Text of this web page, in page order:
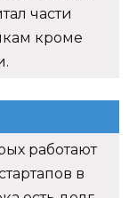
части
кроме
работают
в